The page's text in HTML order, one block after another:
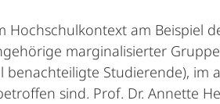
am Beispiel
marginalisierter
Studierende), im
sind. Prof. Dr. Annette